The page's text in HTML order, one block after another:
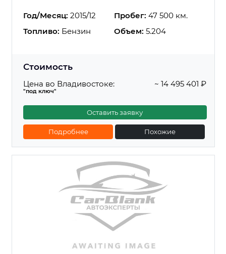
Год/Месяц: 2015/12 Пробег: 47 500 км.
Топливо: Бензин Объем: 5.204
Стоимость
Цена во Владивостоке:
"под ключ"
~ 14 495 401 ₽
Оставить заявку
Подробнее Похожие